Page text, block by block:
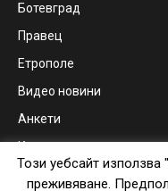
Ботевград
Правец
Етрополе
Видео новини
Анкети
Контакти
Този уебсайт
преживяване.